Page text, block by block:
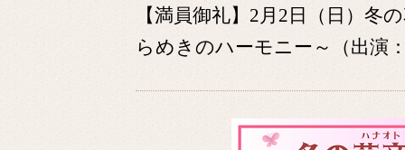
【満員御礼】2月2日（日）
らめきのハーモニー～（出演